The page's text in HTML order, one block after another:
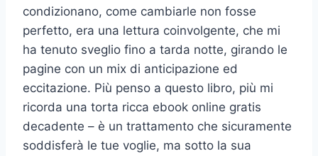
condizionano, come cambiarle non fosse
perfetto, era una lettura coinvolgente, che mi
ha tenuto sveglio fino a tarda notte, girando le
pagine con un mix di anticipazione ed
eccitazione. Più penso a questo libro, più mi
ricorda una torta ricca ebook online gratis
decadente – è un trattamento che sicuramente
soddisferà le tue voglie, ma sotto la sua